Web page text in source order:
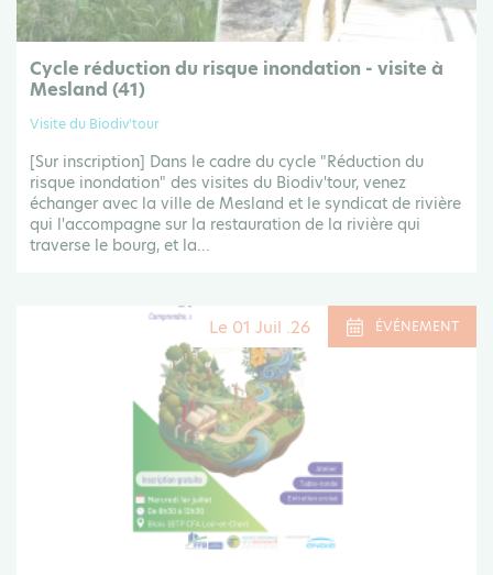
Cycle réduction du risque inondation - visite à
Mesland (41)
Visite du Biodiv'tour
[Sur inscription] Dans le cadre du cycle "Réduction du
risque inondation" des visites du Biodiv'tour, venez
échanger avec la ville de Mesland et le syndicat de rivière
qui l'accompagne sur la restauration de la rivière qui
traverse le bourg, et la...
Le 01 Juil .26 ÉVÉNEMENT